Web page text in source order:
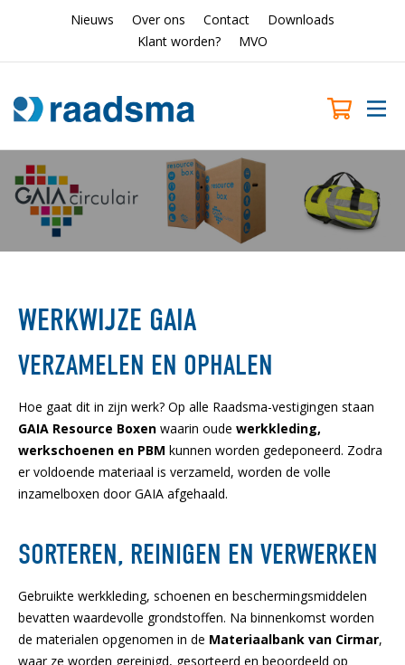
Nieuws Over ons Contact
Downloads
Klant worden?
MVO
WERKWIJZE GAIA
VERZAMELEN EN OPHALEN
Hoe gaat dit in zijn werk? Op alle Raadsma-vestigingen staan
GAIA Resource Boxen waarin oude werkkleding,
werkschoenen en PBM kunnen worden gedeponeerd. Zodra
er voldoende materiaal is verzameld, worden de volle
inzamelboxen door GAIA afgehaald.
SORTEREN, REINIGEN EN VERWERKEN
Gebruikte werkkleding, schoenen en beschermingsmiddelen
bevatten waardevolle grondstoffen. Na binnenkomst worden
de materialen opgenomen in de Materiaalbank van Cirmar,
waar ze worden gereinigd, gesorteerd en beoordeeld op